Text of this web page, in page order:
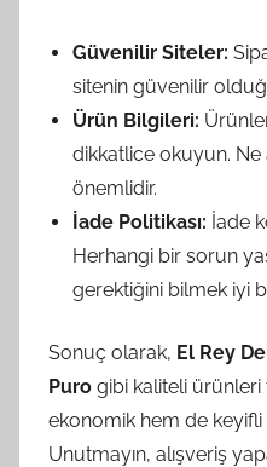
Güvenilir Siteler:
sitenin güvenilir
Ürün Bilgileri:
dikkatlice okuyun. Ne
önemlidir.
İade Politikası: İade
Herhangi bir sorun
gerektiğini bilmek iyi
Sonuç olarak, El Rey
Puro gibi kaliteli ürünleri
ekonomik hem de
Unutmayın, alışveriş